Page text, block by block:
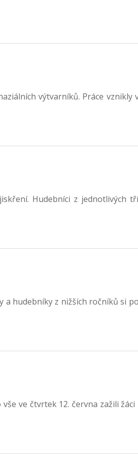
výtvarníků. Práce vznikly
Hudebníci z jednotlivých
a hudebníky z nižších ročníků si
ve čtvrtek 12. června zažili žáci